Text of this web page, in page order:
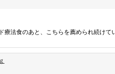
療法食のあと、こちらを薦められ続け